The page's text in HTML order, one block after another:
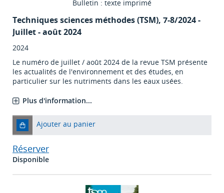
Bulletin : texte imprimé
Techniques sciences méthodes (TSM), 7-8/2024 -
Juillet - août 2024
2024
Le numéro de juillet / août 2024 de la revue TSM présente
les actualités de l'environnement et des études, en
particulier sur les nutriments dans les eaux usées.
Plus d'information...
Ajouter au panier
Réserver
Disponible